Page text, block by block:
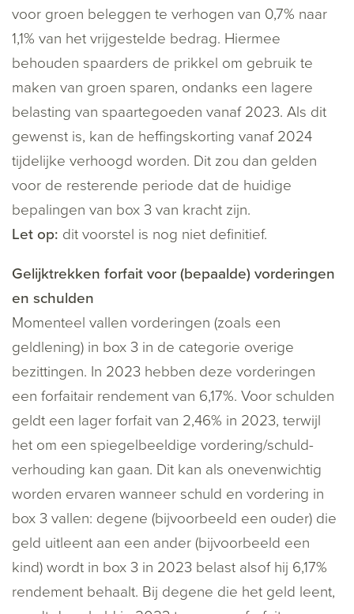
voor groen beleggen te verhogen van 0,7% naar
1,1% van het vrijgestelde bedrag. Hiermee
behouden spaarders de prikkel om gebruik te
maken van groen sparen, ondanks een lagere
belasting van spaartegoeden vanaf 2023. Als dit
gewenst is, kan de heffingskorting vanaf 2024
tijdelijke verhoogd worden. Dit zou dan gelden
voor de resterende periode dat de huidige
bepalingen van box 3 van kracht zijn.
Let op: dit voorstel is nog niet definitief.
Gelijktrekken forfait voor (bepaalde) vorderingen
en schulden
Momenteel vallen vorderingen (zoals een
geldlening) in box 3 in de categorie overige
bezittingen. In 2023 hebben deze vorderingen
een forfaitair rendement van 6,17%. Voor schulden
geldt een lager forfait van 2,46% in 2023, terwijl
het om een spiegelbeeldige vordering/schuld-
verhouding kan gaan. Dit kan als onevenwichtig
worden ervaren wanneer schuld en vordering in
box 3 vallen: degene (bijvoorbeeld een ouder) die
geld uitleent aan een ander (bijvoorbeeld een
kind) wordt in box 3 in 2023 belast alsof hij 6,17%
rendement behaalt. Bij degene die het geld leent,